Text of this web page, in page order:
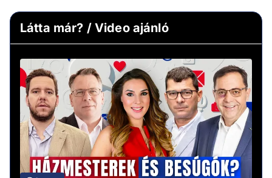
Látta már? / Video ajánló